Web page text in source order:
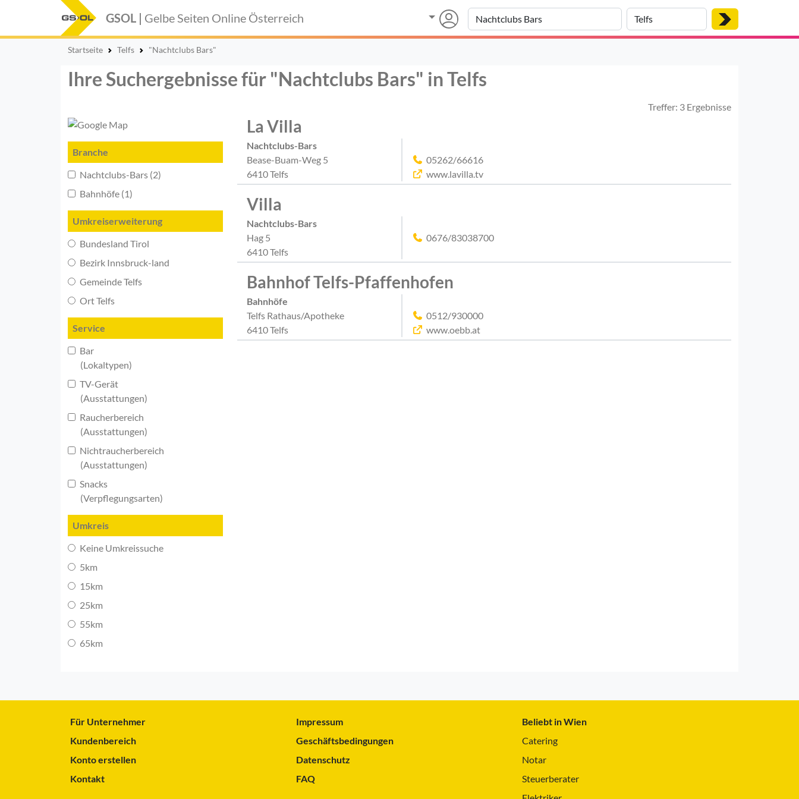
GSOL | Gelbe Seiten Online Österreich
Startseite Telfs "Nachtclubs Bars"
Ihre Suchergebnisse für "Nachtclubs Bars" in Telfs
Treffer: 3 Ergebnisse
Branche
Nachtclubs-Bars (2)
Bahnhöfe (1)
Umkreiserweiterung
Bundesland Tirol
Bezirk Innsbruck-land
Gemeinde Telfs
Ort Telfs
Service
Bar
(Lokaltypen)
TV-Gerät
(Ausstattungen)
Raucherbereich
(Ausstattungen)
Nichtraucherbereich
(Ausstattungen)
Snacks
(Verpflegungsarten)
Umkreis
Keine Umkreissuche
5km
15km
25km
55km
65km
La Villa
Nachtclubs-Bars
Bease-Buam-Weg 5
6410 Telfs
05262/66616
www.lavilla.tv
Villa
Nachtclubs-Bars
Hag 5
6410 Telfs
0676/83038700
Bahnhof Telfs-Pfaffenhofen
Bahnhöfe
Telfs Rathaus/Apotheke
6410 Telfs
0512/930000
www.oebb.at
Für Unternehmer
Kundenbereich
Konto erstellen
Kontakt
Impressum
Geschäftsbedingungen
Datenschutz
FAQ
Beliebt in Wien
Catering
Notar
Steuerberater